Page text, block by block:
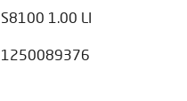
S8100 1.00 LI
1250089376